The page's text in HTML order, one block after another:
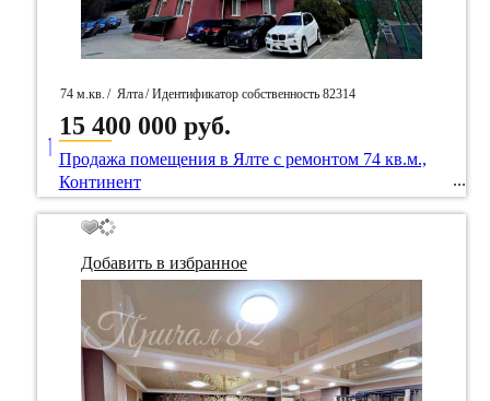
74 м.кв. / Ялта/ Идентификатор собственность 82314
15 400 000 руб.
____
Продажа помещения в Ялте с ремонтом 74 кв.м.,
Континент
Добавить в избранное